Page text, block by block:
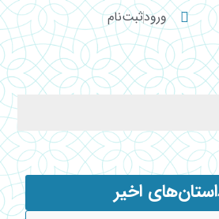
ورودثبت‌نام
اخیر